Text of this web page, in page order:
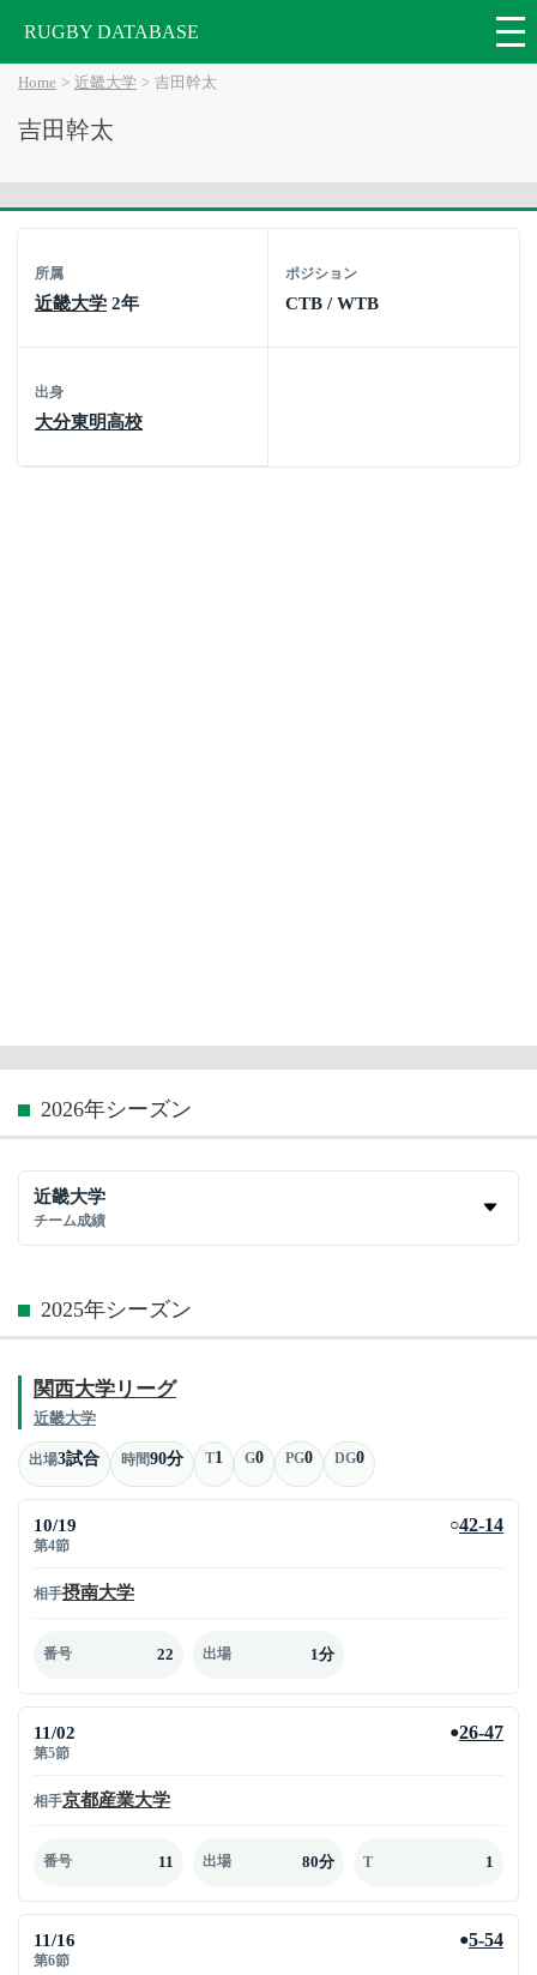
RUGBY DATABASE
Home 近畿大学 吉田幹太
吉田幹太
所属
近畿大学 2年
ポジション
CTB / WTB
出身
大分東明高校
2026年シーズン
近畿大学
チーム成績
2025年シーズン
関西大学リーグ
近畿大学
出場3試合 時間90分 T1 G0 PG0 DG0
10/19
第4節
○42-14
相手摂南大学
番号 22 出場 1分
11/02
第5節
●26-47
相手京都産業大学
番号 11 出場 80分 T 1
11/16
第6節
●5-54